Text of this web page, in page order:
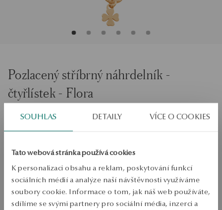
SOUHLAS DETAILY VÍCE O COOKIES
Tato webová stránka používá cookies
K personalizaci obsahu a reklam, poskytování funkcí
sociálních médií a analýze naší návštěvnosti využíváme
soubory cookie. Informace o tom, jak náš web používáte,
sdílíme se svými partnery pro sociální média, inzerci a
Pozlacený stříbrný náhrdelník -
čtyřlístek - Flora
Velikost
PŘIDAT DO KOŠÍKU
Ověřte si dostupnost na prodejně